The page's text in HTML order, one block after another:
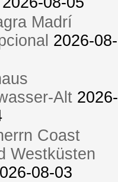
Madrí
2026-08-
Alt 2026-
Coast
Westküsten
08-03